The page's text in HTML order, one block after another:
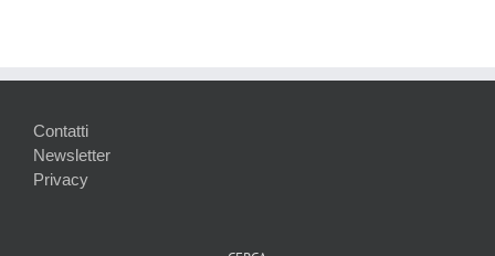
Contatti
Newsletter
Privacy